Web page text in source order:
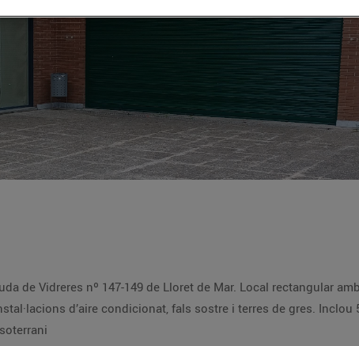
de Vidreres nº 147-149 de Lloret de Mar. Local rectangular
d’aire condicionat, fals sostre i terres de gres. Inclou